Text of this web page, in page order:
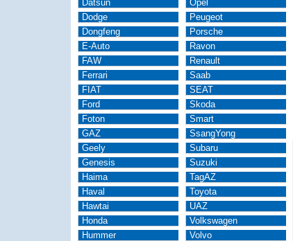
Datsun
Dodge
Dongfeng
E-Auto
FAW
Ferrari
FIAT
Ford
Foton
GAZ
Geely
Genesis
Haima
Haval
Hawtai
Honda
Hummer
Opel
Peugeot
Porsche
Ravon
Renault
Saab
SEAT
Skoda
Smart
SsangYong
Subaru
Suzuki
TagAZ
Toyota
UAZ
Volkswagen
Volvo